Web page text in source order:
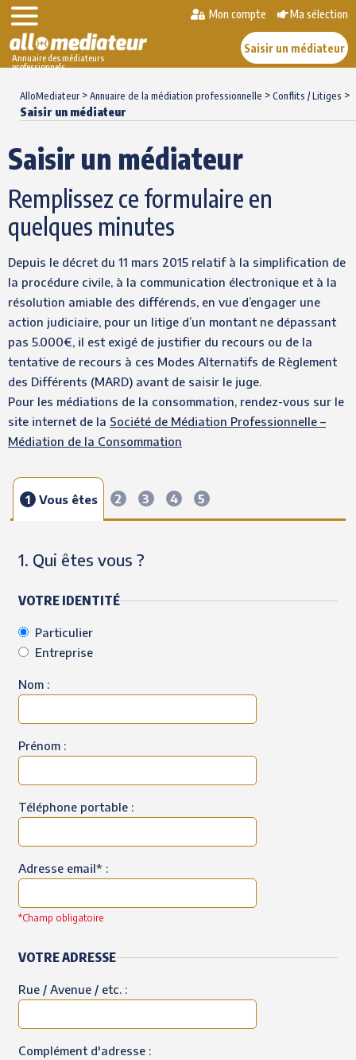
content
Annuaire des médiateurs
professionnels
Mon compte Ma sélection
Saisir un médiateur
AlloMediateur > Annuaire de la médiation professionnelle > Conflits / Litiges >
Saisir un médiateur
Saisir un médiateur
Remplissez ce formulaire en
quelques minutes
Depuis le décret du 11 mars 2015 relatif à la simplification de
la procédure civile, à la communication électronique et à la
résolution amiable des différends, en vue d’engager une
action judiciaire, pour un litige d’un montant ne dépassant
pas 5.000€, il est exigé de justifier du recours ou de la
tentative de recours à ces Modes Alternatifs de Règlement
des Différents (MARD) avant de saisir le juge.
Pour les médiations de la consommation, rendez-vous sur le
site internet de la Société de Médiation Professionnelle –
Médiation de la Consommation
1 Vous êtes 2 3 4 5
1. Qui êtes vous ?
VOTRE IDENTITÉ
Particulier
Entreprise
Nom :
Prénom :
Téléphone portable :
Adresse email* :
*Champ obligatoire
VOTRE ADRESSE
Rue / Avenue / etc. :
Complément d'adresse :